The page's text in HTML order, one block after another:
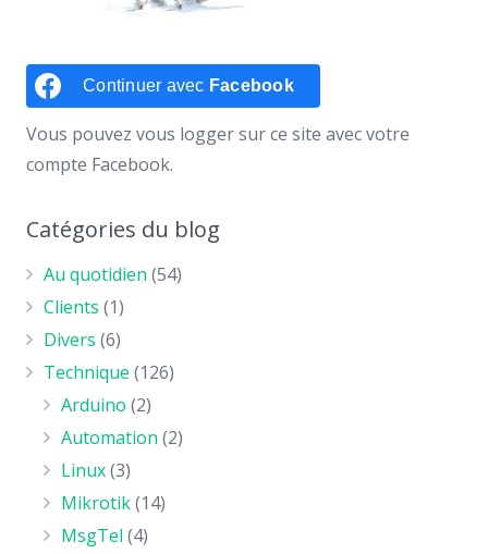
Continuer avec Facebook
Vous pouvez vous logger sur ce site avec votre
compte Facebook.
Catégories du blog
Au quotidien (54)
Clients (1)
Divers (6)
Technique (126)
Arduino (2)
Automation (2)
Linux(3)
Mikrotik(14)
MsgTel (4)